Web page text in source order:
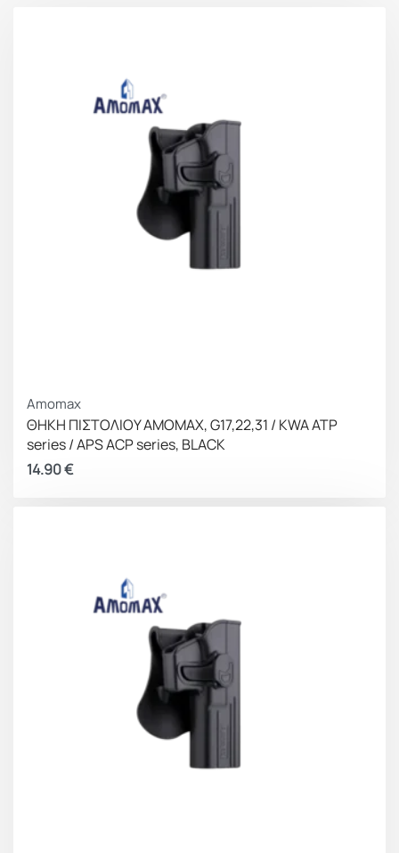
Amomax
ΘΗΚΗ ΠΙΣΤΟΛΙΟΥ AMOMAX, G17,22,31 / KWA ATP
series / APS ACP series, BLACK
14.90€